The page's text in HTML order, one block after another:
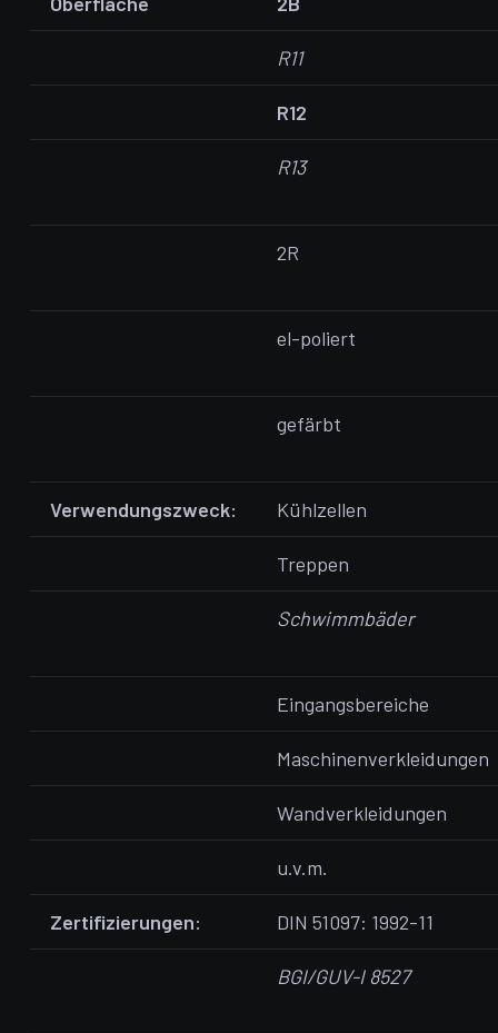
R11
R12
R13
2R
el-poliert
gefärbt
Verwendungszweck: Kühlzellen
Treppen
Schwimmbäder
Eingangsbereiche
Maschinenverkleidungen
Wandverkleidungen
u.v.m.
Zertifizierungen: DIN 51097: 1992-11
BGI/GUV-I 8527